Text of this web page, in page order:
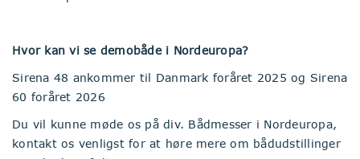
Hvor kan vi se demobåde i Nordeuropa?
Sirena 48 ankommer til Danmark foråret 2025 og Sirena
60 foråret 2026
Du vil kunne møde os på div. Bådmesser i Nordeuropa,
kontakt os venligst for at høre mere om bådudstillinger